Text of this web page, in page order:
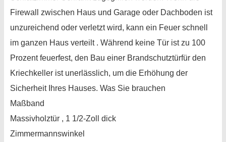
Firewall zwischen Haus und Garage oder Dachboden ist
unzureichend oder verletzt wird, kann ein Feuer schnell
im ganzen Haus verteilt . Während keine Tür ist zu 100
Prozent feuerfest, den Bau einer Brandschutztürfür den
Kriechkeller ist unerlässlich, um die Erhöhung der
Sicherheit Ihres Hauses. Was Sie brauchen
Maßband
Massivholztür , 1 1/2-Zoll dick
Zimmermannswinkel